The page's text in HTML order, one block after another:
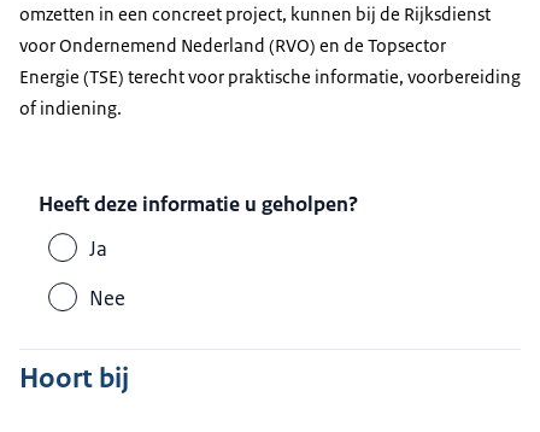
omzetten in een concreet project, kunnen bij de Rijksdienst
voor Ondernemend Nederland (RVO) en de Topsector
Energie (TSE) terecht voor praktische informatie, voorbereiding
of indiening.
Heeft deze informatie u geholpen?
Ja
Nee
Hoort bij